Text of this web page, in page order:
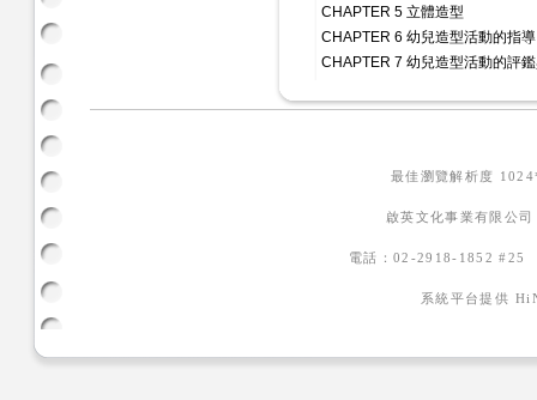
CHAPTER 5 立體造型
CHAPTER 6 幼兒造型活動的指導
CHAPTER 7 幼兒造型活動的評
最佳瀏覽解析度
啟英文化事業有限公
電話：02-2918-1852
系統平台提供